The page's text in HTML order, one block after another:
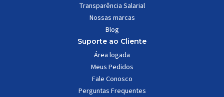
Transparência Salarial
Nossas marcas
Blog
Suporte ao Cliente
Área logada
Meus Pedidos
Fale Conosco
Perguntas Frequentes